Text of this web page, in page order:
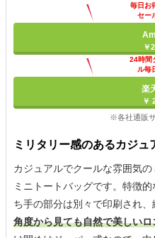
毎日お
セー
￥
24時間
ル毎
楽
￥
※各社通販
ミリタリー感のあるカジュ
カジュアルでクールな雰囲気
ミニトートバッグです。特徴
ち手の部分は別々で印刷され、
角度から見ても自然で美しい